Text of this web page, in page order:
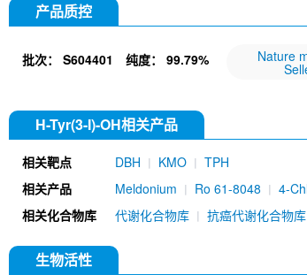
产品质控
批次： S604401 纯度： 99.79% Nature
H-Tyr(3-I)-OH相关产品
相关靶点 DBH KMO
TPH
相关产品
Meldonium Ro 61-8048
4-
相关化合物库
代谢化合物库 抗癌代谢化合物库
生物活性